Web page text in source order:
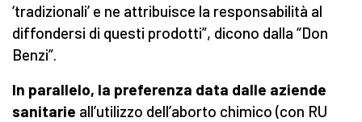
‘tradizionali’ e ne attribuisce la responsabilità al
diffondersi di questi prodotti”, dicono dalla “Don
Benzi”.
In parallelo, la preferenza data dalle aziende
sanitarie all’utilizzo dell’aborto chimico (con RU